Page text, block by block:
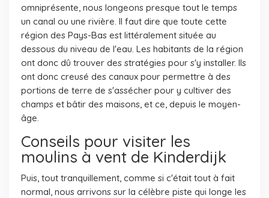
omniprésente, nous longeons presque tout le temps
un canal ou une rivière. Il faut dire que toute cette
région des Pays-Bas est littéralement située au
dessous du niveau de l'eau. Les habitants de la région
ont donc dû trouver des stratégies pour s'y installer. Ils
ont donc creusé des canaux pour permettre à des
portions de terre de s'assécher pour y cultiver des
champs et bâtir des maisons, et ce, depuis le moyen-
âge.
Conseils pour visiter les
moulins à vent de Kinderdijk
Puis, tout tranquillement, comme si c'était tout à fait
normal, nous arrivons sur la célèbre piste qui longe les